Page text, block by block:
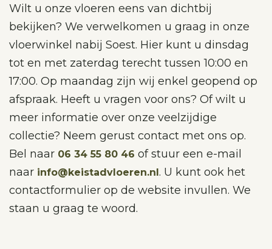
Wilt u onze vloeren eens van dichtbij
bekijken? We verwelkomen u graag in onze
vloerwinkel nabij Soest. Hier kunt u dinsdag
tot en met zaterdag terecht tussen 10:00 en
17:00. Op maandag zijn wij enkel geopend op
afspraak. Heeft u vragen voor ons? Of wilt u
meer informatie over onze veelzijdige
collectie? Neem gerust contact met ons op.
Bel naar 06 34 55 80 46 of stuur een e-mail
naar info@keistadvloeren.nl. U kunt ook het
contactformulier op de website invullen. We
staan u graag te woord.